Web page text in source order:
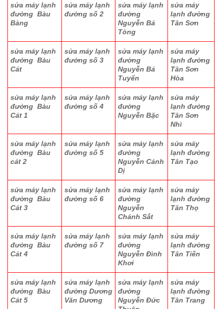
sửa máy lạnh
đường Bàu
Bàng
sửa máy lạnh
đường số 2
sửa máy lạnh
đường
Nguyễn Bá
Tòng
sửa máy
lạnh đường
Tân Sơn
sửa máy lạnh
đường Bàu
Cát
sửa máy lạnh
đường số 3
sửa máy lạnh
đường
Nguyễn Bá
Tuyển
sửa máy
lạnh đường
Tân Sơn
Hòa
sửa máy lạnh
đường Bàu
Cát 1
sửa máy lạnh
đường số 4
sửa máy lạnh
đường
Nguyễn Bặc
sửa máy
lạnh đường
Tân Sơn
Nhì
sửa máy lạnh
đường Bàu
cát 2
sửa máy lạnh
đường số 5
sửa máy lạnh
đường
Nguyễn Cảnh
Dị
sửa máy
lạnh đường
Tân Tạo
sửa máy lạnh
đường Bàu
Cát 3
sửa máy lạnh
đường số 6
sửa máy lạnh
đường
Nguyễn
Chánh Sắt
sửa máy
lạnh đường
Tân Thọ
sửa máy lạnh
đường Bàu
Cát 4
sửa máy lạnh
đường số 7
sửa máy lạnh
đường
Nguyễn Đình
Khơi
sửa máy
lạnh đường
Tân Tiến
sửa máy lạnh
đường Bàu
Cát 5
sửa máy lạnh
đường Dương
Văn Dương
sửa máy lạnh
đường
Nguyễn Đức
sửa máy
lạnh đường
Tân Trang